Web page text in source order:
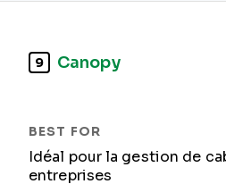
9 Canopy
Idéal pour la gestion de
entreprises